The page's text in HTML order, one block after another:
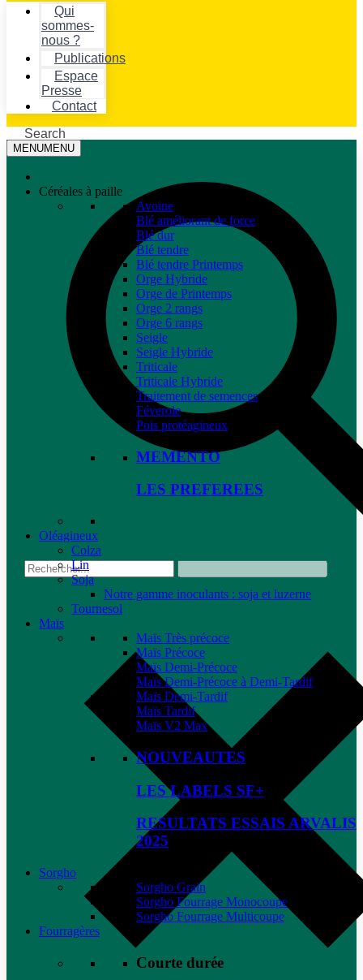
Qui
sommes-
nous ?
Publications
Espace
Presse
Contact
Search
MENUMENU
Céréales à paille
Avoine
Blé améliorant de force
Blé dur
Blé tendre
Blé tendre Printemps
Orge Hybride
Orge de Printemps
Orge 2 rangs
Orge 6 rangs
Seigle
Seigle Hybride
Triticale
Triticale Hybride
Traitement de semences
Féverole
Pois protéagineux
MEMENTO
LES PREFEREES
Oléagineux
Colza
Lin
Soja
Notre gamme inoculants : soja et luzerne
Tournesol
Maïs
Maïs Très précoce
Maïs Précoce
Maïs Demi-Précoce
Maïs Demi-Précoce à Demi-Tardif
Maïs Demi-Tardif
Maïs Tardif
Maïs V2 Max
NOUVEAUTES
LES LABELS SF+
RESULTATS ESSAIS ARVALIS
2025
Sorgho
Sorgho Grain
Sorgho Fourrage Monocoupe
Sorgho Fourrage Multicoupe
Fourragères
Courte durée